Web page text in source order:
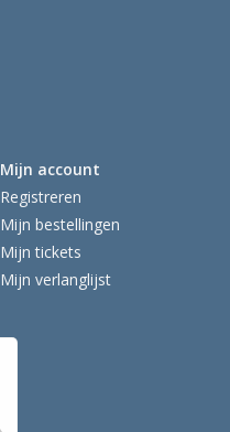
Mijn account
Registreren
Mijn bestellingen
Mijn tickets
Mijn verlanglijst